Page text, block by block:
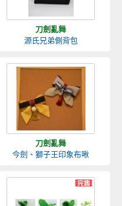
刀劍亂舞
源氏兄弟側背包
刀劍亂舞
今劍、獅子王印象布啾